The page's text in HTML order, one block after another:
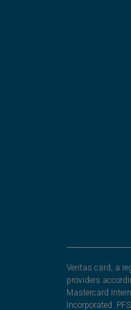
Veritas card, a
providers
Mastercard
Incorporated.